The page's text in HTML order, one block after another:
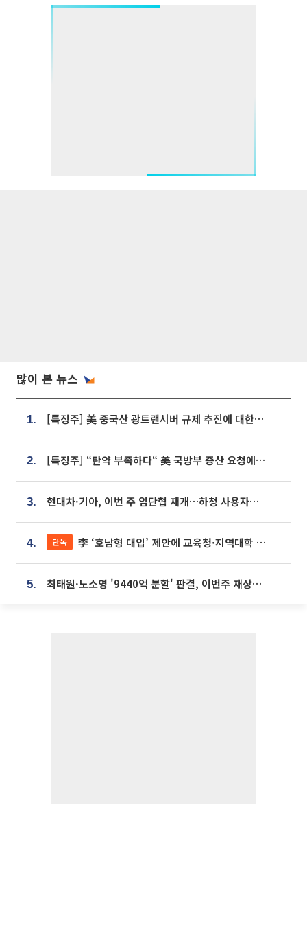
많이 본 뉴스
1. [특징주] 美 중국산 광트랜시버 규제 추진에 대한광통신 등 광통신株 강세
2. [특징주] “탄약 부족하다“ 美 국방부 증산 요청에⋯국내 방산주 급등세
3. 현대차·기아, 이번 주 임단협 재개…하청 사용자성 재심도 ‘변수’
4. 단독 李 ‘호남형 대입’ 제안에 교육청·지역대학 서·논술형 입시 연계 '착수'
5. 최태원·노소영 '9440억 분할' 판결, 이번주 재상고 여부 주목